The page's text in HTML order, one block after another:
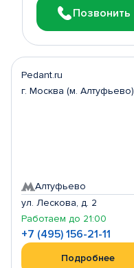
Позвонить
Pedant.ru
г. Москва (м. Алтуфьево)
Алтуфьево
ул. Лескова, д. 2
Работаем до 21:00
+7 (495) 156-21-11
Подробнее